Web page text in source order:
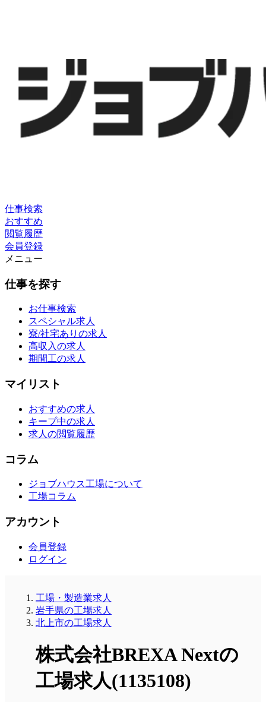
仕事検索
おすすめ
閲覧履歴
会員登録
メニュー
仕事を探す
お仕事検索
スペシャル求人
寮/社宅ありの求人
高収入の求人
期間工の求人
マイリスト
おすすめの求人
キープ中の求人
求人の閲覧履歴
コラム
ジョブハウス工場について
工場コラム
アカウント
会員登録
ログイン
工場・製造業求人
岩手県の工場求人
北上市の工場求人
株式会社BREXA Nextの
工場求人(1135108)